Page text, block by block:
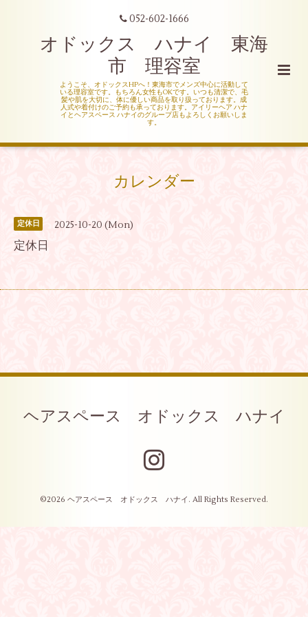
052-602-1666
オドックス ハナイ 東海
市 理容室
ようこそ、オドックスHPへ！東海市でメンズ中心に活動して
いる理容室です。もちろん女性もOKです。いつも清潔で、毛
髪や肌を大切に、体に優しい商品を取り扱っております。成
人式や着付けのご予約も承っております。アイリーヘア ハナ
イとヘアスペース ハナイのグループ店もよろしくお願いしま
す。
カレンダー
定休日 2025-10-20 (Mon)
定休日
ヘアスペース オドックス ハナイ
©2026 ヘアスペース オドックス ハナイ . All Rights Reserved.